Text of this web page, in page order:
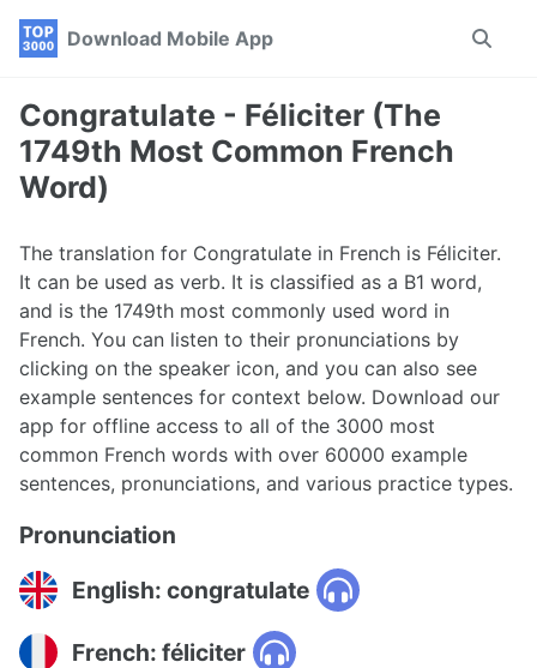
Skip
navigation
Skip
Skip
Download Mobile App
Toggle
Congratulate - Féliciter (The
1749th Most Common French
Word)
The translation for Congratulate in French is Féliciter.
It can be used as verb. It is classified as a B1 word,
and is the 1749th most commonly used word in
French. You can listen to their pronunciations by
clicking on the speaker icon, and you can also see
example sentences for context below. Download our
app for offline access to all of the 3000 most
common French words with over 60000 example
sentences, pronunciations, and various practice types.
Pronunciation
English: congratulate
French: féliciter